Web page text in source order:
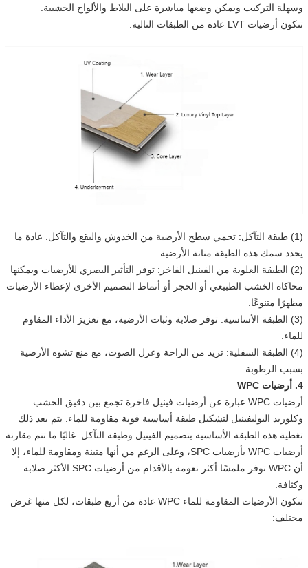
وسهلة التركيب ويمكن وضعها مباشرة على البلاط والألواح الخشبية.
تتكون أرضيات LVT عادة من الطبقات التالية:
(1) طبقة التآكل: تحمي سطح الأرضية من الخدوش والبقع والتآكل. عادة ما
يحدد سمك هذه الطبقة متانة الأرضية.
(2) الطبقة العلوية من الفينيل الفاخر: توفر التأثير البصري للأرضيات ويمكنها
محاكاة الخشب الطبيعي أو الحجر أو أنماط التصميم الأخرى لإعطاء الأرضيات
مظهرًا متنوعًا.
(3) الطبقة الأساسية: توفر صلابة وثبات الأرضية، مع تعزيز الأداء المقاوم
للماء.
(4) الطبقة السفلية: تزيد من الراحة وعزل الصوت، مع منع تشوه الأرضية
بسبب الرطوبة.
4. أرضيات WPC
أرضيات WPC عبارة عن أرضيات فينيل فاخرة تجمع بين دقيق الخشب
وكلوريد البوليفينيل لتشكيل طبقة أساسية قوية مقاومة للماء. يتم بعد ذلك
تغطية هذه الطبقة الأساسية بتصميم الفينيل وطبقة التآكل. غالبًا ما تتم مقارنة
أرضيات WPC بأرضيات SPC، وعلى الرغم من أنها متينة ومقاومة للماء، إلا
أن WPC توفر ملمسًا أكثر نعومة بالأقدام من أرضيات SPC الأكثر صلابة
وكثافة.
تتكون الأرضيات المقاومة للماء WPC عادة من أربع طبقات، لكل منها غرض
مختلف: